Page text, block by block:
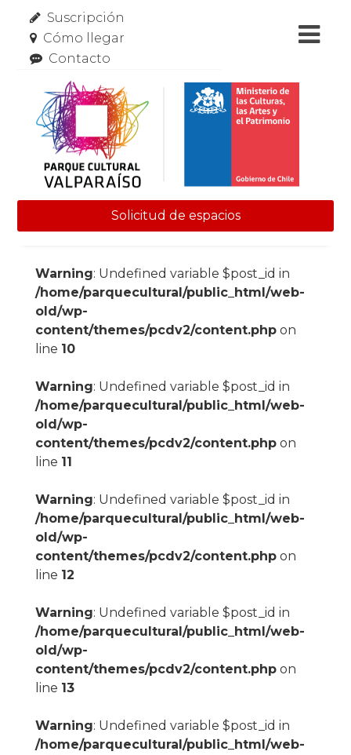
Suscripción
Cómo llegar
Contacto
Solicitud de espacios
Warning: Undefined variable $post_id in
/home/parquecultural/public_html/web-
old/wp-
content/themes/pcdv2/content.phpon
line 10
Warning: Undefined variable $post_id in
/home/parquecultural/public_html/web-
old/wp-
content/themes/pcdv2/content.phpon
line 11
Warning: Undefined variable $post_id in
/home/parquecultural/public_html/web-
old/wp-
content/themes/pcdv2/content.phpon
line 12
Warning: Undefined variable $post_id in
/home/parquecultural/public_html/web-
old/wp-
content/themes/pcdv2/content.phpon
line 13
Warning: Undefined variable $post_id in
/home/parquecultural/public_html/web-